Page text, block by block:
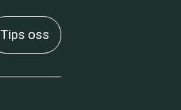
Tips oss